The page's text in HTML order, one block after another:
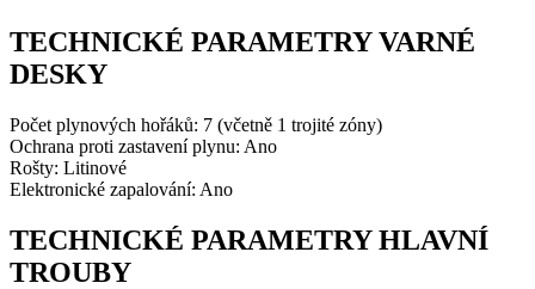
TECHNICKÉ PARAMETRY VARNÉ
DESKY
Počet plynových hořáků: 7 (včetně 1 trojité zóny)
Ochrana proti zastavení plynu: Ano
Rošty: Litinové
Elektronické zapalování: Ano
TECHNICKÉ PARAMETRY HLAVNÍ
TROUBY